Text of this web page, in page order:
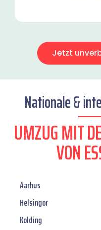
Jetzt
Nationale &
UMZUG MIT
VON
Aarhus
Helsingor
Kolding